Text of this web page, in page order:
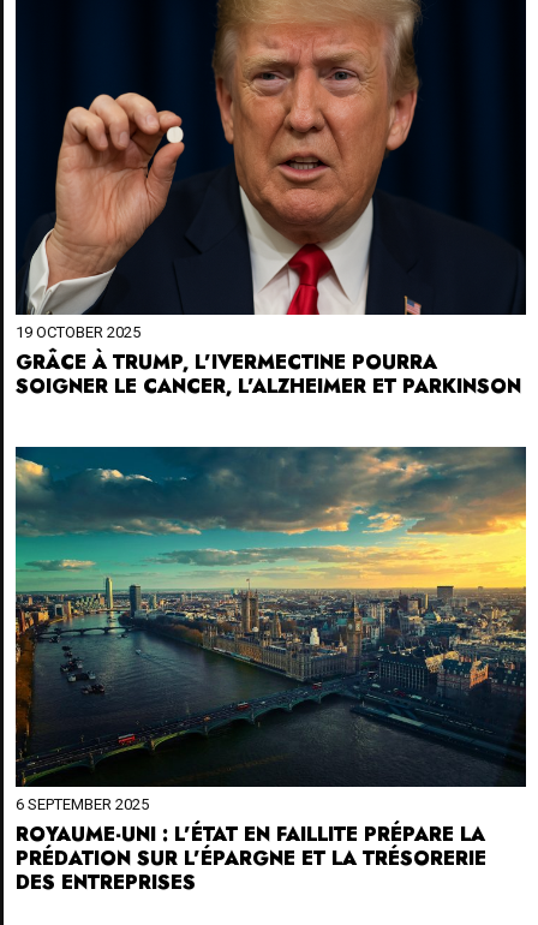
19 OCTOBER 2025
GRÂCE À TRUMP, L’IVERMECTINE POURRA
SOIGNER LE CANCER, L’ALZHEIMER ET PARKINSON
6 SEPTEMBER 2025
ROYAUME-UNI : L’ÉTAT EN FAILLITE PRÉPARE LA
PRÉDATION SUR L’ÉPARGNE ET LA TRÉSORERIE
DES ENTREPRISES